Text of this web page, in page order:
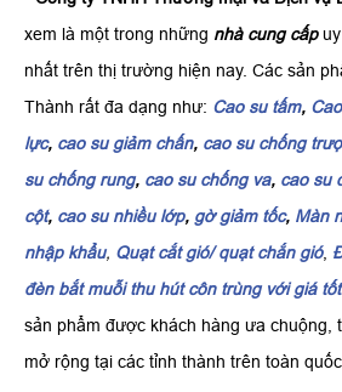
xem là một trong những nhà cung cấp
nhất trên thị trường hiện nay. Các sản
Thành rất đa dạng như: Cao su tấm,
lực, cao su giảm chấn, cao su chống
su chống rung, cao su chống va, cao su
cột, cao su nhiều lớp, gờ giảm tốc, Màn
nhập khẩu, Quạt cắt gió/ quạt chắn gió,
đèn bắt muỗi thu hút côn trùng với giá tốt
sản phẩm được khách hàng ưa chuộng,
mở rộng tại các tỉnh thành trên toàn